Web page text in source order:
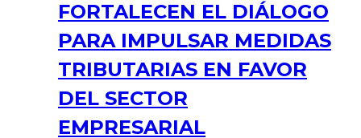
FORTALECEN EL DIÁLOGO
PARA IMPULSAR MEDIDAS
TRIBUTARIAS EN FAVOR
DEL SECTOR
EMPRESARIAL